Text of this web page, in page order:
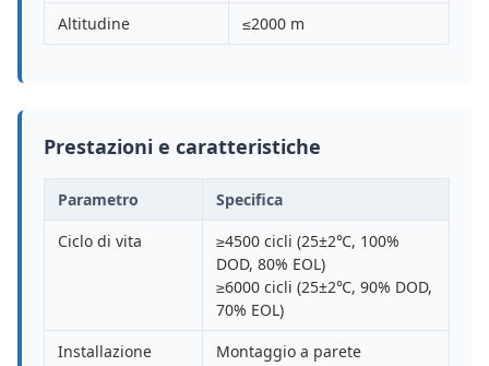
Altitudine ≤2000 m
Prestazioni e caratteristiche
Parametro
Specifica
Ciclo di vita
≥4500 cicli (25±2℃, 100%
DOD, 80% EOL)
≥6000 cicli (25±2℃, 90% DOD,
70% EOL)
Installazione
Montaggio a parete